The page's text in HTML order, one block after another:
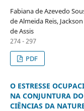
Fabiana de Azevedo
de Almeida Reis,
de Assis
274 - 297
PDF
O ESTRESSE
NA CONJUNTURA
CIÊNCIAS DA